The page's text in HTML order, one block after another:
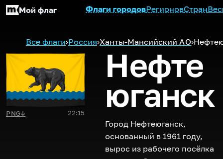
Мой флаг Флаги городовРегионовСтран
Все флаги›Россия›Ханты-Мансийский АО›
PNG↓ 22:15
Нефте
юганск
Город Нефтеюганск,
основанный в 1961 году,
вырос из рабочего посёлка